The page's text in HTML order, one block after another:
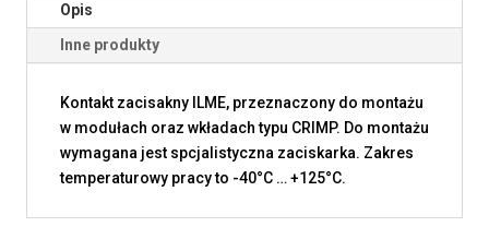
Opis
Inne produkty
Kontakt zacisakny ILME, przeznaczony do montażu
w modułach oraz wkładach typu CRIMP. Do montażu
wymagana jest spcjalistyczna zaciskarka. Zakres
temperaturowy pracy to -40°C … +125°C.